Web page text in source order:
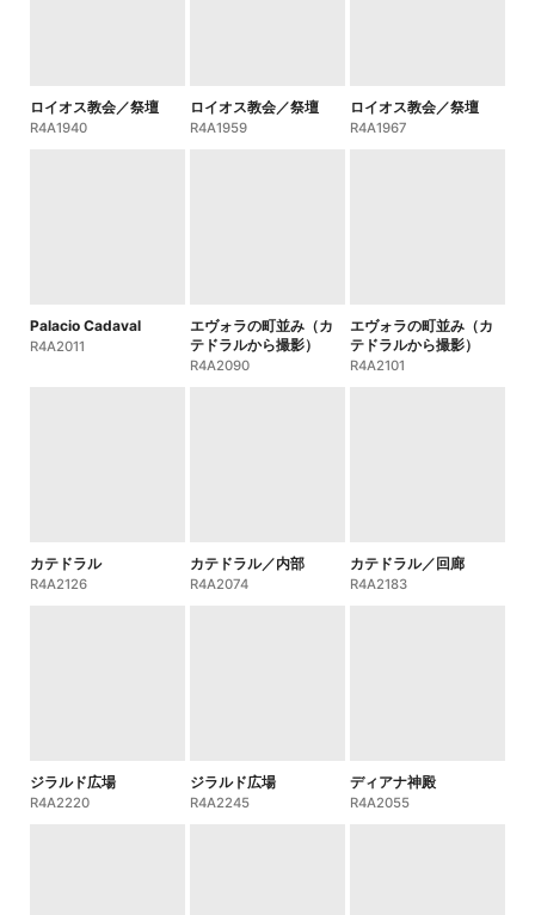
ロイオス教会／祭壇
R4A1940
ロイオス教会／祭壇
R4A1959
ロイオス教会／祭壇
R4A1967
Palacio Cadaval
R4A2011
エヴォラの町並み（カ
テドラルから撮影）
R4A2090
エヴォラの町並み（カ
テドラルから撮影）
R4A2101
カテドラル
R4A2126
カテドラル／内部
R4A2074
カテドラル／回廊
R4A2183
ジラルド広場
R4A2220
ジラルド広場
R4A2245
ディアナ神殿
R4A2055